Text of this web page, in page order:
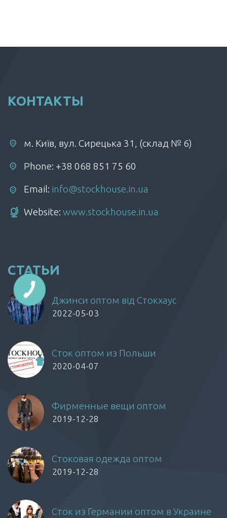
КОНТАКТЫ
м. Київ, вул. Сирецька 31, (склад № 6)
Phone: +38 068 851 75 60
Email: info@stockhouse.in.ua
Website: www.stockhouse.in.ua
СТАТЬИ
Джинси оптом від Стокхаус
2022-05-03
Сток оптом из Польши
2020-04-07
Фирменные вещи оптом
2019-12-28
Стоковая одежда оптом
2019-12-28
Сток из Германии оптом в Украине